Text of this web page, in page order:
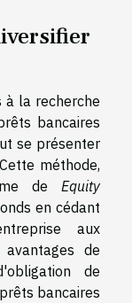
à la recherche
bancaires
se présenter
méthode,
de Equity
en cédant
aux
avantages de
de
bancaires